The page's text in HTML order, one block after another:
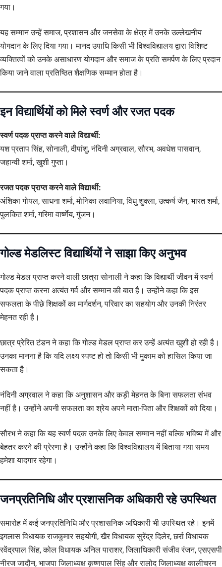
गया।
यह सम्मान उन्हें समाज, प्रशासन और जनसेवा के क्षेत्र में उनके उल्लेखनीय
योगदान के लिए दिया गया। मानद उपाधि किसी भी विश्वविद्यालय द्वारा विशिष्ट
व्यक्तित्वों को उनके असाधारण योगदान और समाज के प्रति समर्पण के लिए प्रदान
किया जाने वाला प्रतिष्ठित शैक्षणिक सम्मान होता है।
इन विद्यार्थियों को मिले स्वर्ण और रजत पदक
स्वर्ण पदक प्राप्त करने वाले विद्यार्थी:
यश प्रताप सिंह, सोनाली, दीपांशु, नंदिनी अग्रवाल, सौरभ, अवधेश पासवान,
जहान्वी शर्मा, खुशी गुप्ता।
रजत पदक प्राप्त करने वाले विद्यार्थी:
अंशिका गोयल, साधना शर्मा, मोनिका लवानिया, विधु शुक्ला, उत्कर्ष जैन, भारत शर्मा,
पुलकित शर्मा, गरिमा वार्ष्णेय, गुंजन।
गोल्ड मेडलिस्ट विद्यार्थियों ने साझा किए अनुभव
गोल्ड मेडल प्राप्त करने वाली छात्रा सोनाली ने कहा कि विद्यार्थी जीवन में स्वर्ण
पदक प्राप्त करना अत्यंत गर्व और सम्मान की बात है। उन्होंने कहा कि इस
सफलता के पीछे शिक्षकों का मार्गदर्शन, परिवार का सहयोग और उनकी निरंतर
मेहनत रही है।
छात्र प्रेरित टंडन ने कहा कि गोल्ड मेडल प्राप्त कर उन्हें अत्यंत खुशी हो रही है।
उनका मानना है कि यदि लक्ष्य स्पष्ट हो तो किसी भी मुकाम को हासिल किया जा
सकता है।
नंदिनी अग्रवाल ने कहा कि अनुशासन और कड़ी मेहनत के बिना सफलता संभव
नहीं है। उन्होंने अपनी सफलता का श्रेय अपने माता-पिता और शिक्षकों को दिया।
सौरभ ने कहा कि यह स्वर्ण पदक उनके लिए केवल सम्मान नहीं बल्कि भविष्य में और
बेहतर करने की प्रेरणा है। उन्होंने कहा कि विश्वविद्यालय में बिताया गया समय
हमेशा यादगार रहेगा।
जनप्रतिनिधि और प्रशासनिक अधिकारी रहे उपस्थित
समारोह में कई जनप्रतिनिधि और प्रशासनिक अधिकारी भी उपस्थित रहे। इनमें
इगलास विधायक राजकुमार सहयोगी, खैर विधायक सुरेंद्र दिलेर, छर्रा विधायक
रवेंद्रपाल सिंह, कोल विधायक अनिल पाराशर, जिलाधिकारी संजीव रंजन, एसएसपी
नीरज जादौन, भाजपा जिलाध्यक्ष कृष्णपाल सिंह और रालोद जिलाध्यक्ष कालीचरन